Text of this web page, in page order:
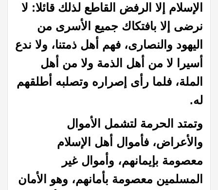
الإسلام إلا الرفض القاطع لذلك قائلا: لا
نرضى إلا بافتكاك جميع الأسرى من
اليهود والنصارى، فهم أهل ذمتنا، ولا ندع
أسيرا لا من أهل الذمة ولا من أهل
الملة، فلما رأى إصراره وتصلبه أطلقهم
له. ‍
وتمتد الحرمة لتشمل الأموال
والأعراض، فأموال أهل الإسلام
معصومة بإيمانهم، وأموال غير
المسلمين معصومة بأمانهم، وهو الأمان